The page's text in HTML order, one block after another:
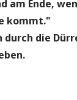
am Ende,
kommt."
durch die